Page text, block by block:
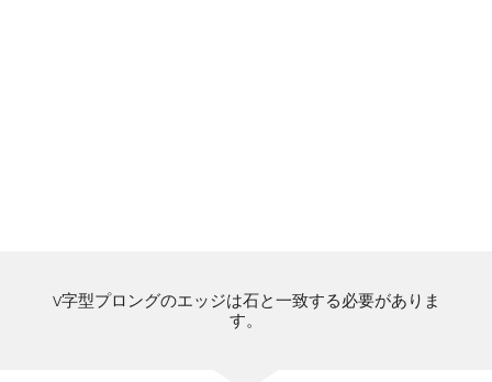
V字型プロングのエッジは石と一致する必要がありま
す。